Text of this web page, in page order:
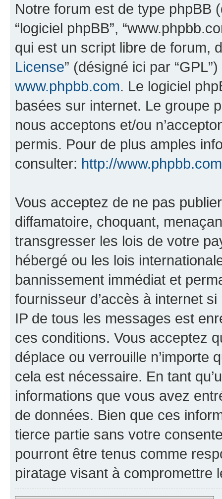
Notre forum est de type phpBB
“logiciel phpBB”,
qui est un script libre de forum,
License” (désigné ici par
www.phpbb.com. Le logiciel
basées sur internet. Le groupe
nous acceptons et/ou
permis. Pour de plus amples
consulter: http://
Vous acceptez de ne pas
diffamatoire, choquant,
transgresser les lois de votre
hébergé ou les lois
bannissement immédiat et
fournisseur d’accès à internet
IP de tous les messages est
ces conditions. Vous acceptez
déplace ou verrouille n’importe
cela est nécessaire. En tant
informations que vous avez
de données. Bien que ces
tierce partie sans votre
pourront être tenus comme
piratage visant à compromettre